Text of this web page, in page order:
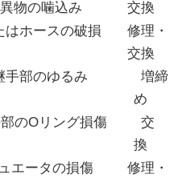
物の噛込み
交換
ホースの破損
修理・
交換
部のゆるみ
増締
め
のOリング損傷
交
換
エータの損傷
修理・